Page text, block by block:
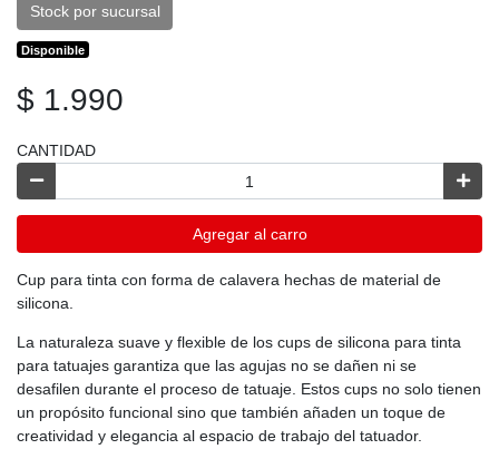
Stock por sucursal
Disponible
$ 1.990
CANTIDAD
Agregar al carro
Cup para tinta con forma de calavera hechas de material de
silicona.
La naturaleza suave y flexible de los cups de silicona para tinta
para tatuajes garantiza que las agujas no se dañen ni se
desafilen durante el proceso de tatuaje. Estos cups no solo tienen
un propósito funcional sino que también añaden un toque de
creatividad y elegancia al espacio de trabajo del tatuador.